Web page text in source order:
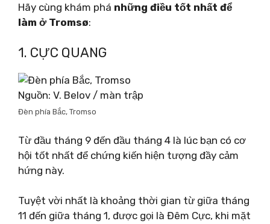
Hãy cùng khám phá những điều tốt nhất để
làm ở Tromsø:
1. CỰC QUANG
Nguồn: V. Belov / màn trập
Đèn phía Bắc, Tromso
Từ đầu tháng 9 đến đầu tháng 4 là lúc bạn có cơ
hội tốt nhất để chứng kiến ​​hiện tượng đầy cảm
hứng này.
Tuyệt vời nhất là khoảng thời gian từ giữa tháng
11 đến giữa tháng 1, được gọi là Đêm Cực, khi mặt